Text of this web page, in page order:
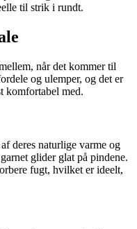
til strik i rundt.
når det kommer til
og ulemper, og det er
komfortabel med.
deres naturlige varme og
glider glat på pindene.
fugt, hvilket er ideelt,